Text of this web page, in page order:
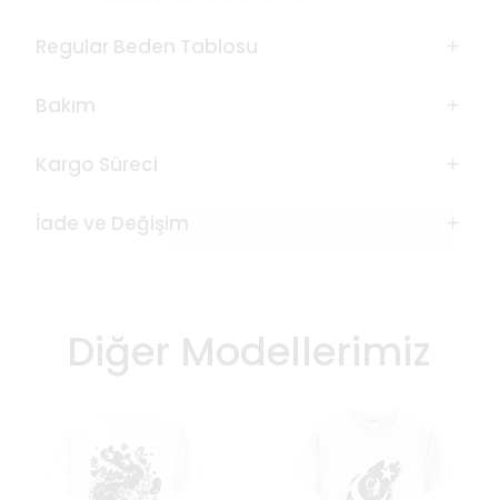
Regular Beden Tablosu
Bakım
Kargo Süreci
İade ve Değişim
Diğer Modellerimiz